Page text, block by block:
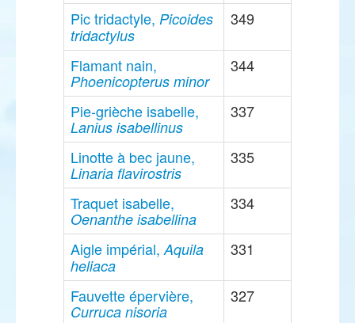
Pic tridactyle, Picoides
tridactylus
349
Flamant nain,
Phoenicopterus minor
344
Pie-grièche isabelle,
Lanius isabellinus
337
Linotte à bec jaune,
Linaria flavirostris
335
Traquet isabelle,
Oenanthe isabellina
334
Aigle impérial,Aquila
heliaca
331
Fauvette épervière,
Curruca nisoria
327